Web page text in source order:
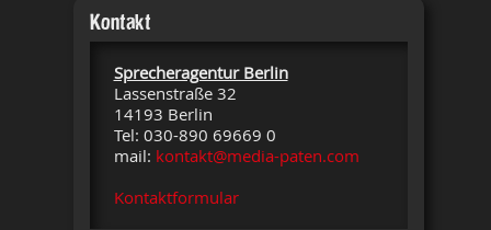
Kontakt
Sprecheragentur Berlin
Lassenstraße 32
14193 Berlin
Tel: 030-890 69669 0
mail: kontakt@media-paten.com
Kontaktformular